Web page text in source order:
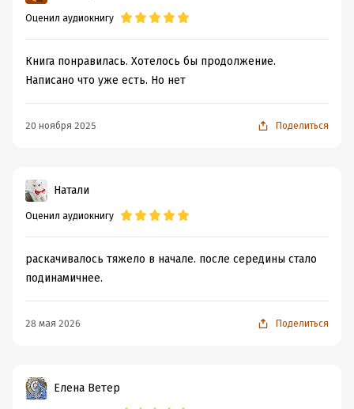
Оценил аудиокнигу
Книга понравилась. Хотелось бы продолжение.
Написано что уже есть. Но нет
20 ноября 2025 Поделиться
Натали
Оценил аудиокнигу
раскачивалось тяжело в начале. после середины стало
подинамичнее.
28 мая 2026 Поделиться
Елена Ветер